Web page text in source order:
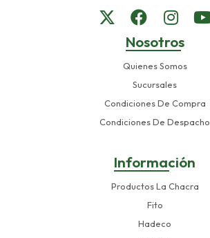
Nosotros
Quienes Somos
Sucursales
Condiciones De Compra
Condiciones De Despacho
Información
Productos La Chacra
Fito
Hadeco